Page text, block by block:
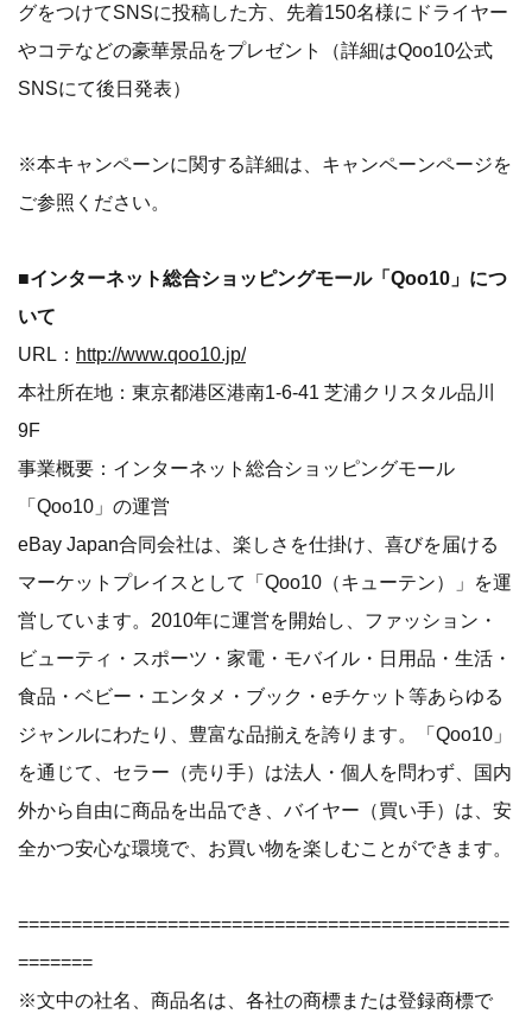
グをつけてSNSに投稿した方、先着150名様にドライヤー
やコテなどの豪華景品をプレゼント（詳細はQoo10公式
SNSにて後日発表）
※本キャンペーンに関する詳細は、キャンペーンページを
ご参照ください。
■インターネット総合ショッピングモール「Qoo10」につ
いて
URL： http://www.qoo10.jp/
本社所在地：東京都港区港南1-6-41 芝浦クリスタル品川
9F
事業概要：インターネット総合ショッピングモール
「Qoo10」の運営
eBay Japan合同会社は、楽しさを仕掛け、喜びを届ける
マーケットプレイスとして「Qoo10（キューテン）」を運
営しています。2010年に運営を開始し、ファッション・
ビューティ・スポーツ・家電・モバイル・日用品・生活・
食品・ベビー・エンタメ・ブック・eチケット等あらゆる
ジャンルにわたり、豊富な品揃えを誇ります。「Qoo10」
を通じて、セラー（売り手）は法人・個人を問わず、国内
外から自由に商品を出品でき、バイヤー（買い手）は、安
全かつ安心な環境で、お買い物を楽しむことができます。
==============================================
=======
※文中の社名、商品名は、各社の商標または登録商標で